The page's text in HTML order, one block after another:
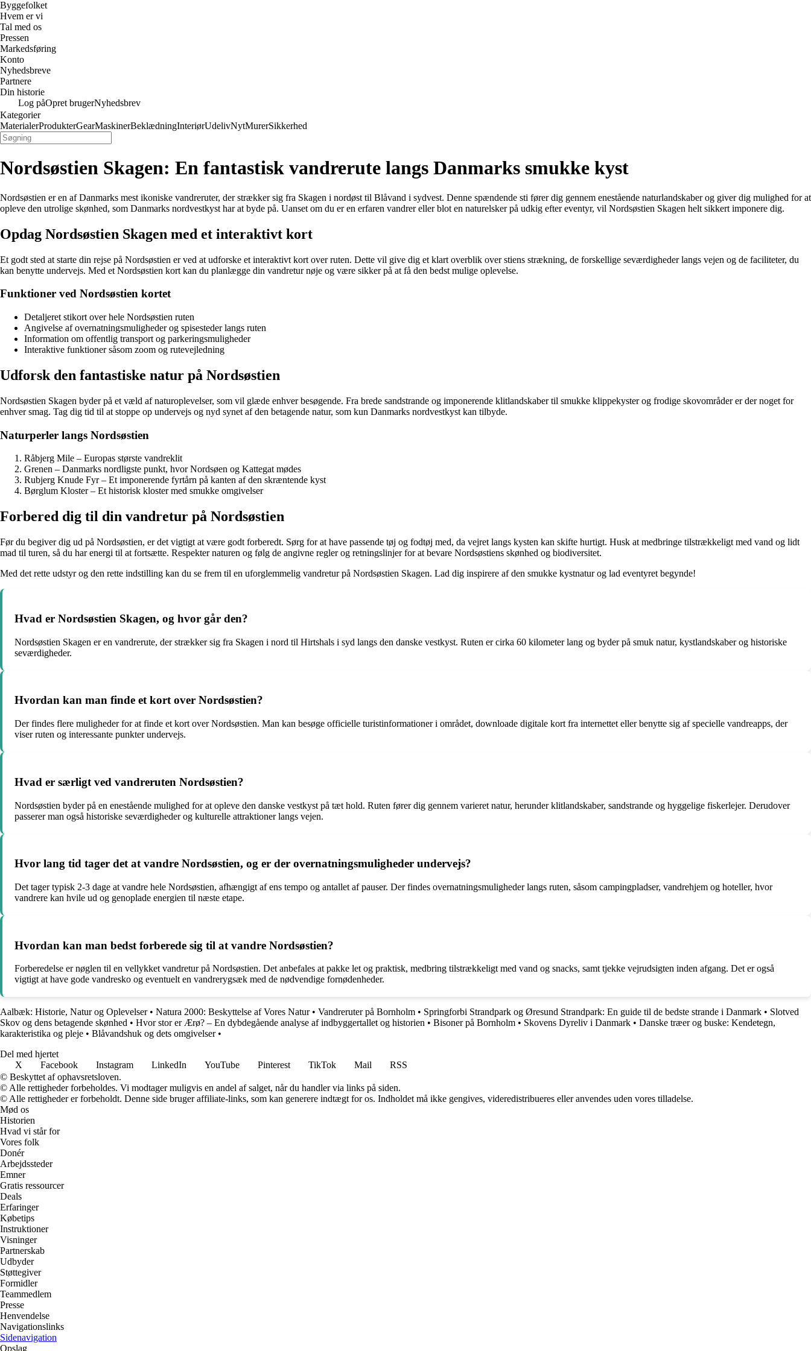
Byggefolket
Hvem er vi
Tal med os
Pressen
Markedsføring
Konto
Nyhedsbreve
Partnere
Din historie
Log påOpret brugerNyhedsbrev
Kategorier
MaterialerProdukterGearMaskinerBeklædningInteriørUdelivNytMurerSikkerhed
Nordsøstien Skagen: En fantastisk vandrerute langs Danmarks smukke kyst
Nordsøstien er en af ​​Danmarks mest ikoniske vandreruter, der strækker sig fra Skagen i nordøst til Blåvand i sydvest. Denne spændende sti fører dig gennem enestående naturlandskaber og giver dig mulighed for at
opleve den utrolige skønhed, som Danmarks nordvestkyst har at byde på. Uanset om du er en erfaren vandrer eller blot en naturelsker på udkig efter eventyr, vil Nordsøstien Skagen helt sikkert imponere dig.
Opdag Nordsøstien Skagen med et interaktivt kort
Et godt sted at starte din rejse på Nordsøstien er ved at udforske et interaktivt kort over ruten. Dette vil give dig et klart overblik over stiens strækning, de forskellige seværdigheder langs vejen og de faciliteter, du
kan benytte undervejs. Med et Nordsøstien kort kan du planlægge din vandretur nøje og være sikker på at få den bedst mulige oplevelse.
Funktioner ved Nordsøstien kortet
Detaljeret stikort over hele Nordsøstien ruten
Angivelse af overnatningsmuligheder og spisesteder langs ruten
Information om offentlig transport og parkeringsmuligheder
Interaktive funktioner såsom zoom og rutevejledning
Udforsk den fantastiske natur på Nordsøstien
Nordsøstien Skagen byder på et væld af naturoplevelser, som vil glæde enhver besøgende. Fra brede sandstrande og imponerende klitlandskaber til smukke klippekyster og frodige skovområder er der noget for
enhver smag. Tag dig tid til at stoppe op undervejs og nyd synet af den betagende natur, som kun Danmarks nordvestkyst kan tilbyde.
Naturperler langs Nordsøstien
Råbjerg Mile – Europas største vandreklit
Grenen – Danmarks nordligste punkt, hvor Nordsøen og Kattegat mødes
Rubjerg Knude Fyr – Et imponerende fyrtårn på kanten af den skræntende kyst
Børglum Kloster – Et historisk kloster med smukke omgivelser
Forbered dig til din vandretur på Nordsøstien
Før du begiver dig ud på Nordsøstien, er det vigtigt at være godt forberedt. Sørg for at have passende tøj og fodtøj med, da vejret langs kysten kan skifte hurtigt. Husk at medbringe tilstrækkeligt med vand og lidt
mad til turen, så du har energi til at fortsætte. Respekter naturen og følg de angivne regler og retningslinjer for at bevare Nordsøstiens skønhed og biodiversitet.
Med det rette udstyr og den rette indstilling kan du se frem til en uforglemmelig vandretur på Nordsøstien Skagen. Lad dig inspirere af den smukke kystnatur og lad eventyret begynde!
Hvad er Nordsøstien Skagen, og hvor går den?
Nordsøstien Skagen er en vandrerute, der strækker sig fra Skagen i nord til Hirtshals i syd langs den danske vestkyst. Ruten er cirka 60 kilometer lang og byder på smuk natur, kystlandskaber og historiske
seværdigheder.
Hvordan kan man finde et kort over Nordsøstien?
Der findes flere muligheder for at finde et kort over Nordsøstien. Man kan besøge officielle turistinformationer i området, downloade digitale kort fra internettet eller benytte sig af specielle vandreapps, der
viser ruten og interessante punkter undervejs.
Hvad er særligt ved vandreruten Nordsøstien?
Nordsøstien byder på en enestående mulighed for at opleve den danske vestkyst på tæt hold. Ruten fører dig gennem varieret natur, herunder klitlandskaber, sandstrande og hyggelige fiskerlejer. Derudover
passerer man også historiske seværdigheder og kulturelle attraktioner langs vejen.
Hvor lang tid tager det at vandre Nordsøstien, og er der overnatningsmuligheder undervejs?
Det tager typisk 2-3 dage at vandre hele Nordsøstien, afhængigt af ens tempo og antallet af pauser. Der findes overnatningsmuligheder langs ruten, såsom campingpladser, vandrehjem og hoteller, hvor
vandrere kan hvile ud og genoplade energien til næste etape.
Hvordan kan man bedst forberede sig til at vandre Nordsøstien?
Forberedelse er nøglen til en vellykket vandretur på Nordsøstien. Det anbefales at pakke let og praktisk, medbring tilstrækkeligt med vand og snacks, samt tjekke vejrudsigten inden afgang. Det er også
vigtigt at have gode vandresko og eventuelt en vandrerygsæk med de nødvendige fornødenheder.
Aalbæk: Historie, Natur og Oplevelser• Natura 2000: Beskyttelse af Vores Natur• Vandreruter på Bornholm • Springforbi Strandpark og Øresund Strandpark: En guide til de bedste strande i Danmark • Slotved
Skov og dens betagende skønhed • Hvor stor er Ærø? – En dybdegående analyse af indbyggertallet og historien • Bisoner på Bornholm • Skovens Dyreliv i Danmark • Danske træer og buske: Kendetegn,
karakteristika og pleje • Blåvandshuk og dets omgivelser•
Del med hjertet
X
Facebook Instagram LinkedIn YouTube Pinterest TikTok Mail
RSS
© Beskyttet af ophavsretsloven.
© Alle rettigheder forbeholdes. Vi modtager muligvis en andel af salget, når du handler via links på siden.
© Alle rettigheder er forbeholdt. Denne side bruger affiliate-links, som kan generere indtægt for os. Indholdet må ikke gengives, videredistribueres eller anvendes uden vores tilladelse.
Mød os
Historien
Hvad vi står for
Vores folk
Donér
Arbejdssteder
Emner
Gratis ressourcer
Deals
Erfaringer
Købetips
Instruktioner
Visninger
Partnerskab
Udbyder
Støttegiver
Formidler
Teammedlem
Presse
Henvendelse
Navigationslinks
Sidenavigation
Opslag